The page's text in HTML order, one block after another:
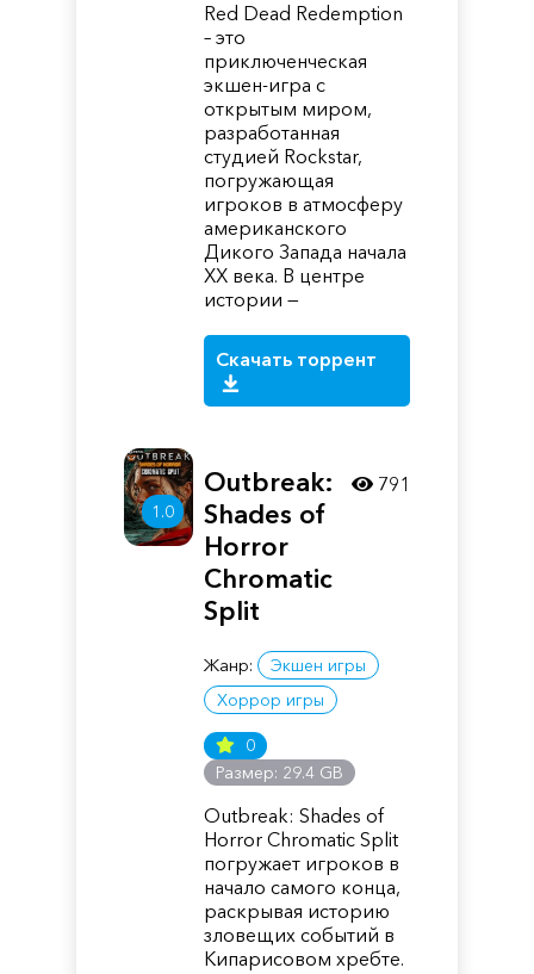
Red Dead Redemption
– это
приключенческая
экшен-игра с
открытым миром,
разработанная
студией Rockstar,
погружающая
игроков в атмосферу
американского
Дикого Запада начала
XX века. В центре
истории —
Скачать торрент
1.0
Outbreak:
Shades of
Horror
Chromatic
Split
Жанр:
Экшен игры
Хоррор игры
0
Размер: 29.4 GB
Outbreak: Shades of
Horror Chromatic Split
погружает игроков в
начало самого конца,
раскрывая историю
зловещих событий в
Кипарисовом хребте.
791